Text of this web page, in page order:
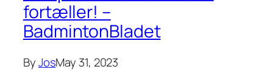
fortæller! –
BadmintonBladet
ByJosMay 31, 2023